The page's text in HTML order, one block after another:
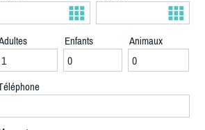
Enfants Animaux